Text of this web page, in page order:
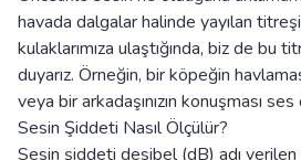
havada dalgalar halinde yayılan
kulaklarımıza ulaştığında, biz de bu
duyarız. Örneğin, bir köpeğin
veya bir arkadaşınızın konuşması
Sesin Şiddeti Nasıl Ölçülür?
Sesin şiddeti desibel (dB) adı